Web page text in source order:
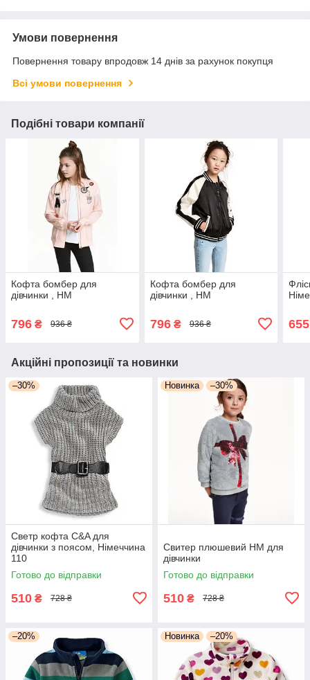
Умови повернення
Повернення товару впродовж 14 днів за рахунок покупця
Всі умови повернення
Подібні товари компанії
Кофта бомбер для
дівчинки , НМ
796 ₴ 936 ₴
Кофта бомбер для
дівчинки , НМ
796₴ 936 ₴ 655
Акційні пропозиції та новинки
–30%
Светр кофта C&A для
дівчинки з поясом, Німеччина
110
Готово до відправки
510 ₴ 728 ₴
Новинка –30%
Свитер плюшевий НМ для
дівчинки
Готово до відправки
510 ₴ 728 ₴
–20% Новинка –20%